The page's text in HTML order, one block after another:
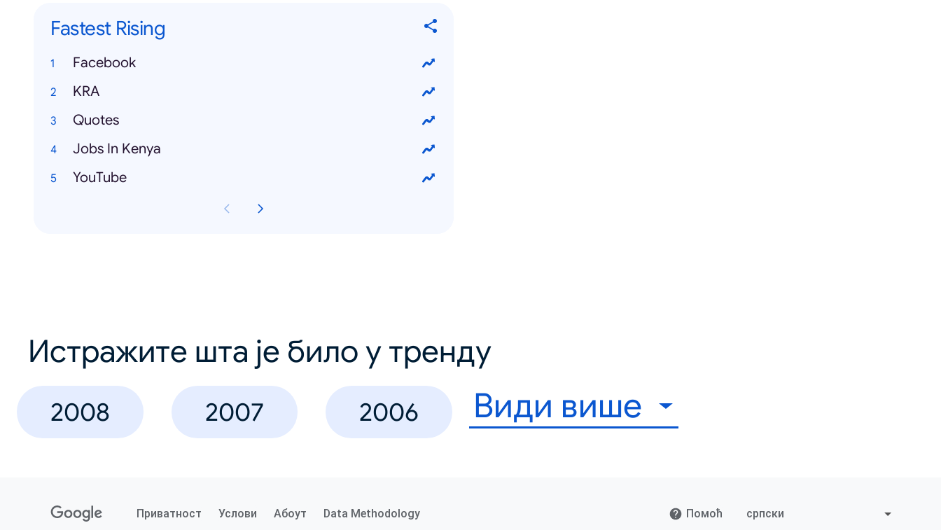
Fastest Rising
Facebook
KRA
Quotes
Jobs In Kenya
YouTube
Истражите шта је било у тренду
2008 2007 2006 Види више
Приватност Услови Абоут Data Methodology Помоћ